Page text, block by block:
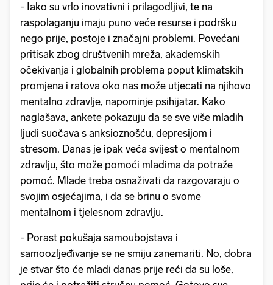
- Iako su vrlo inovativni i prilagodljivi, te na
raspolaganju imaju puno veće resurse i podršku
nego prije, postoje i značajni problemi. Povećani
pritisak zbog društvenih mreža, akademskih
očekivanja i globalnih problema poput klimatskih
promjena i ratova oko nas može utjecati na njihovo
mentalno zdravlje, napominje psihijatar. Kako
naglašava, ankete pokazuju da se sve više mladih
ljudi suočava s anksioznošću, depresijom i
stresom. Danas je ipak veća svijest o mentalnom
zdravlju, što može pomoći mladima da potraže
pomoć. Mlade treba osnaživati da razgovaraju o
svojim osjećajima, i da se brinu o svome
mentalnom i tjelesnom zdravlju.
- Porast pokušaja samoubojstava i
samoozljeđivanje se ne smiju zanemariti. No, dobra
je stvar što će mladi danas prije reći da su loše,